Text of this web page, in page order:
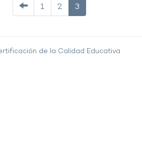
1 2 3
de la Calidad Educativa